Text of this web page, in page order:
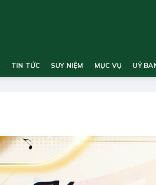
TIN TỨC SUY NIỆM MỤC VỤ UỶ